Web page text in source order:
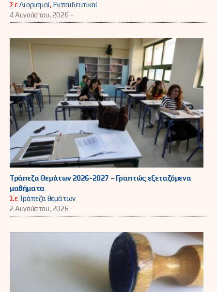
ΣεΔιορισμοί, Εκπαιδευτικοί
4 Αυγούστου, 2026 -
Τράπεζα Θεμάτων 2026-2027 – Γραπτώς εξεταζόμενα
μαθήματα
ΣεΤράπεζα θεμάτων
2 Αυγούστου, 2026 -